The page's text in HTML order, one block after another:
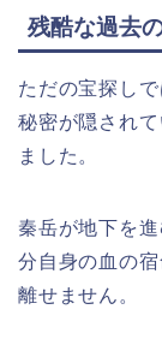
残酷な過去
ただの宝探し
秘密が隠され
ました。
秦岳が地下を
分自身の血の
離せません。